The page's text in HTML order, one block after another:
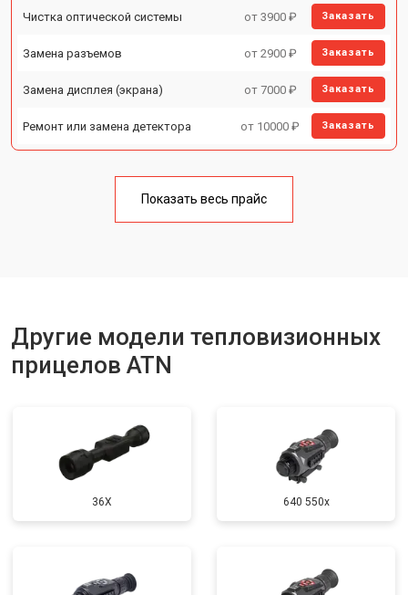
Чистка оптической системы от 3900 ₽ Заказать
Замена разъемов от 2900 ₽ Заказать
Замена дисплея (экрана) от 7000 ₽ Заказать
Ремонт или замена детектора от 10000 ₽ Заказать
Показать весь прайс
Другие модели тепловизионных
прицелов ATN
36X 640 550x